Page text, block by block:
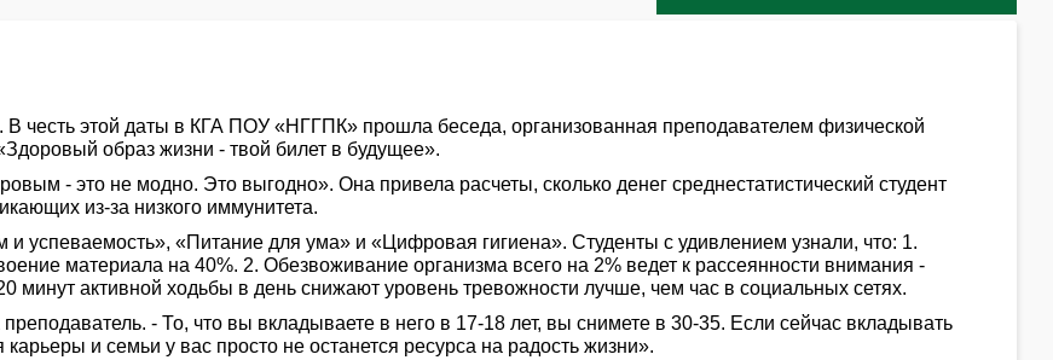
честь этой даты в КГА ПОУ «НГГПК» прошла беседа, организованная преподавателем физической
образ жизни - твой билет в будущее».
- это не модно. Это выгодно». Она привела расчеты, сколько денег среднестатистический студент
из-за низкого иммунитета.
успеваемость», «Питание для ума» и «Цифровая гигиена». Студенты с удивлением узнали, что: 1.
материала на 40%. 2. Обезвоживание организма всего на 2% ведет к рассеянности внимания -
минут активной ходьбы в день снижают уровень тревожности лучше, чем час в социальных сетях.
- То, что вы вкладываете в него в 17-18 лет, вы снимете в 30-35. Если сейчас вкладывать
и семьи у вас просто не останется ресурса на радость жизни».